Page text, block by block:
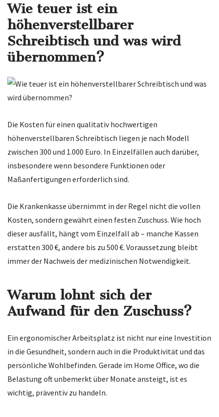
Wie teuer ist ein
höhenverstellbarer
Schreibtisch und was wird
übernommen?
Die Kosten für einen qualitativ hochwertigen
höhenverstellbaren Schreibtisch liegen je nach Modell
zwischen 300 und 1.000 Euro. In Einzelfällen auch darüber,
insbesondere wenn besondere Funktionen oder
Maßanfertigungen erforderlich sind.
Die Krankenkasse übernimmt in der Regel nicht die vollen
Kosten, sondern gewährt einen festen Zuschuss. Wie hoch
dieser ausfällt, hängt vom Einzelfall ab – manche Kassen
erstatten 300 €, andere bis zu 500 €. Voraussetzung bleibt
immer der Nachweis der medizinischen Notwendigkeit.
Warum lohnt sich der
Aufwand für den Zuschuss?
Ein ergonomischer Arbeitsplatz ist nicht nur eine Investition
in die Gesundheit, sondern auch in die Produktivität und das
persönliche Wohlbefinden. Gerade im Home Office, wo die
Belastung oft unbemerkt über Monate ansteigt, ist es
wichtig, präventiv zu handeln.